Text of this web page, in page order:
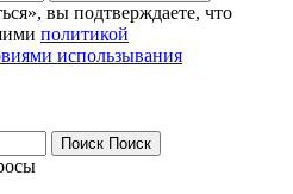
вы подтверждаете, что
политикой
использывания
Поиск Поиск